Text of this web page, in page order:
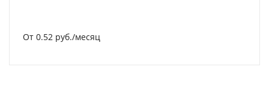
От 0.52 руб./месяц